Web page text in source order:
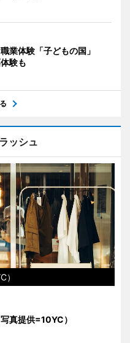
業体験「子どもの国」
験も
ッシュ
）
真提供=10YC）